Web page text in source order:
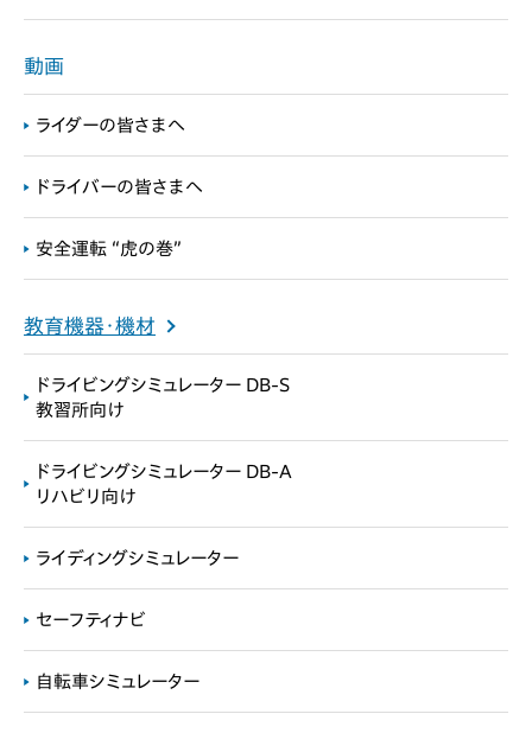
動画
ライダーの皆さまへ
ドライバーの皆さまへ
安全運転 “虎の巻”
教育機器・機材
ドライビングシミュレーター DB-S
教習所向け
ドライビングシミュレーター DB-A
リハビリ向け
ライディングシミュレーター
セーフティナビ
自転車シミュレーター